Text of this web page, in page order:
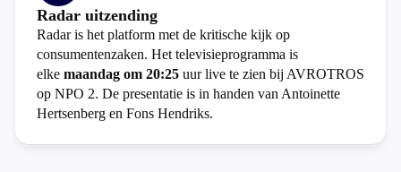
Radar uitzending
Radar is het platform met de kritische kijk op
consumentenzaken. Het televisieprogramma is
elke maandag om 20:25 uur live te zien bij AVROTROS
op NPO 2. De presentatie is in handen van Antoinette
Hertsenberg en Fons Hendriks.